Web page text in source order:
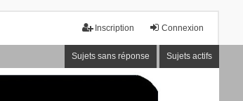
Connexion
Inscription
Sujets sans réponse Sujets actifs